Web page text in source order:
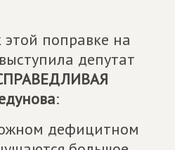
поправке на
депутат
:
дефицитном